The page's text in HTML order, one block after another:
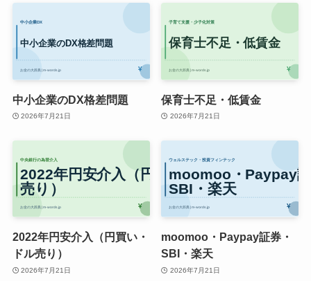
中小企業のDX格差問題
2026年7月21日
保育士不足・低賃金
2026年7月21日
2022年円安介入（円買い・
ドル売り）
2026年7月21日
moomoo・Paypay証券・
SBI・楽天
2026年7月21日